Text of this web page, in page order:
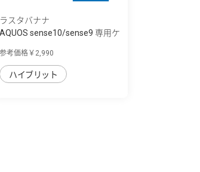
ラスタバナナ
AQUOS sense10/sense9 専用ケ
参考価格￥2,990
ハイブリット